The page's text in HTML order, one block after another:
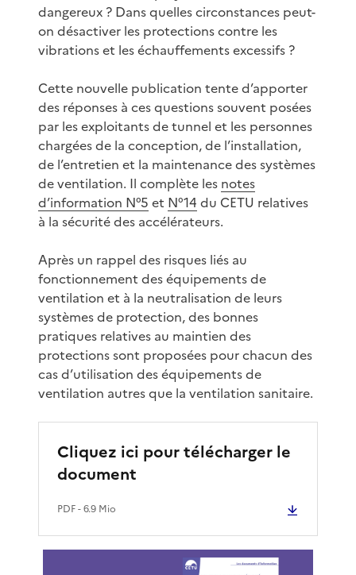
dangereux ? Dans quelles circonstances peut-
on désactiver les protections contre les
vibrations et les échauffements excessifs ?
Cette nouvelle publication tente d’apporter
des réponses à ces questions souvent posées
par les exploitants de tunnel et les personnes
chargées de la conception, de l’installation,
de l’entretien et la maintenance des systèmes
de ventilation. Il complète les notes
d’information N°5 et N°14 du CETU relatives
à la sécurité des accélérateurs.
Après un rappel des risques liés au
fonctionnement des équipements de
ventilation et à la neutralisation de leurs
systèmes de protection, des bonnes
pratiques relatives au maintien des
protections sont proposées pour chacun des
cas d’utilisation des équipements de
ventilation autres que la ventilation sanitaire.
Cliquez ici pour télécharger le
document
PDF- 6.9 Mio